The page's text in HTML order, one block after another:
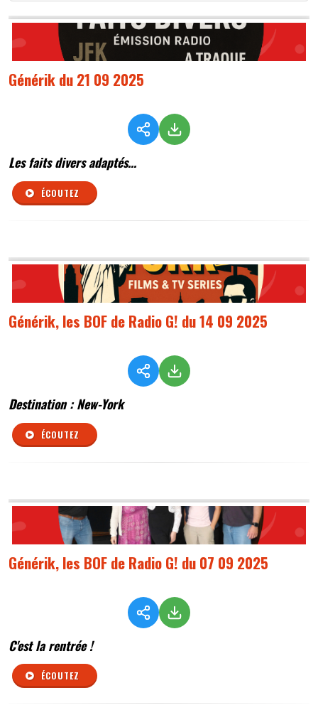
Générik du 21 09 2025
Les faits divers adaptés...
ÉCOUTEZ
Générik, les BOF de Radio G! du 14 09 2025
Destination : New-York
ÉCOUTEZ
Générik, les BOF de Radio G! du 07 09 2025
C'est la rentrée !
ÉCOUTEZ